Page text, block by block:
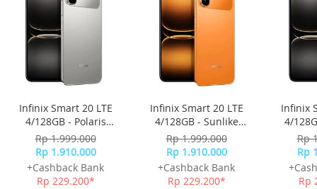
Spesifikasi :
Rasio aspek : 16:09
Input daya : 24 V 2 A
Resolusi : 2560 x 1440
Daya terukur : 48 W
Refresh rate maksimum : 180 Hz
Ukuran layar : 27 inci
Waktu respons : 1 mdtk
Gamut warna : DCI-P3 95%/sRGB 100%
Akurasi warna : E<2
Kecerahan : 300 nit (STD)
Kontras : 1000:1 (STD)
Infinix Smart 20 LTE
4/128GB - Polaris
Titanium
Rp 1.999.000
Rp 1.910.000
+Cashback Bank
Rp 229.200*
Infinix Smart 20 LTE
4/128GB - Sunlike
Orange
Rp 1.999.000
Rp 1.910.000
+Cashback Bank
Rp 229.200*
Infinix
4/
Rp
Rp
Rp